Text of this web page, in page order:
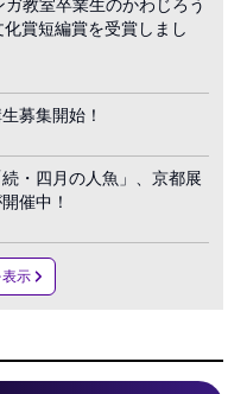
教室卒業生のかわじろう
賞短編賞を受賞しまし
募集開始！
・四月の人魚」、京都展
催中！
示